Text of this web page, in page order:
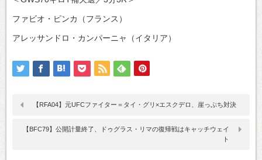
ファビオ・ピンカ（フランス）
アレッサンドロ・カンパーニャ（イタリア）
【RFA04】元UFCファイター＝タイ・グリ×エスクデロ、崖っぷち対決
【BFC79】公開計量終了、ドゥグラス・リマの復帰戦はキャッチウェイ
ト